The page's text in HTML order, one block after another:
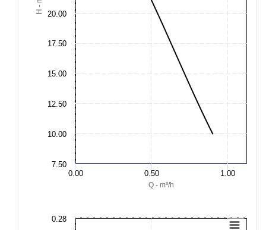
Q - m³/h
H - m
0.00 0.50 1.00
7.50
10.00
12.50
15.00
17.50
20.00
0.28